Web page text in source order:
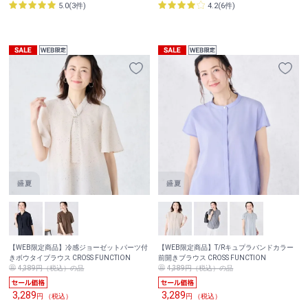
5.0(3件) 4.2(6件)
【WEB限定商品】冷感ジョーゼットパーツ付
きボウタイブラウス CROSS FUNCTION
4,389円（税込）の品
3,289円 （税込）
【WEB限定商品】T/Rキュプラバンドカラー
前開きブラウス CROSS FUNCTION
4,389円（税込）の品
3,289円 （税込）